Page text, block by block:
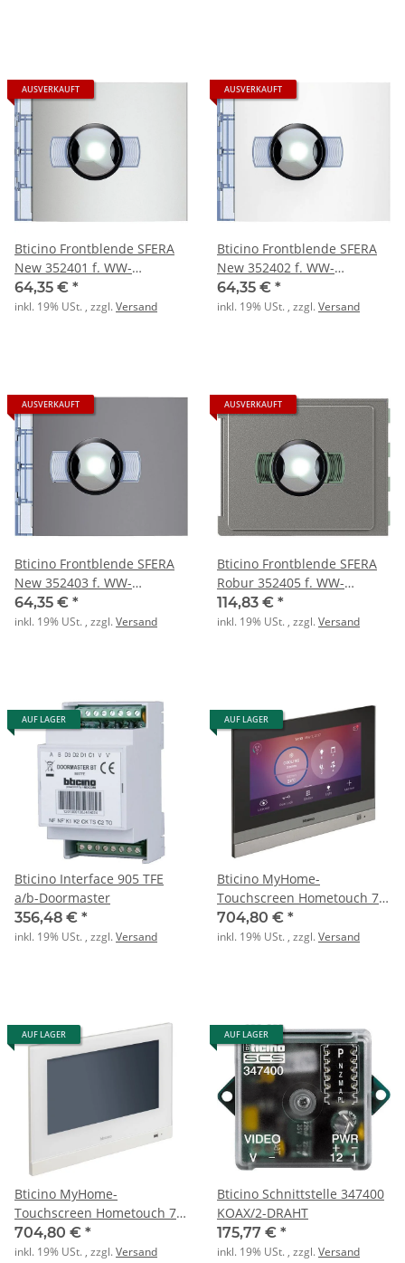
AUSVERKAUFT
Bticino Frontblende SFERA
New 352401 f. WW-
Kameramodul ALLMETAL
64,35 € *
inkl. 19% USt. , zzgl.Versand
AUSVERKAUFT
Bticino Frontblende SFERA
New 352402 f. WW-
Kameramodul ALLWHITE
64,35 € *
inkl. 19% USt. , zzgl.Versand
AUSVERKAUFT
Bticino Frontblende SFERA
New 352403 f. WW-
Kameramodul ALLSTREET
64,35 € *
inkl. 19% USt. , zzgl.Versand
AUSVERKAUFT
Bticino Frontblende SFERA
Robur 352405 f. WW-
Kameramodul ROBUR
114,83 € *
inkl. 19% USt. , zzgl.Versand
AUF LAGER
Bticino Interface 905 TFE
a/b-Doormaster
356,48 € *
inkl. 19% USt. , zzgl.Versand
AUF LAGER
Bticino MyHome-
Touchscreen Hometouch 7"
schwarz
704,80 € *
inkl. 19% USt. , zzgl.Versand
AUF LAGER
Bticino MyHome-
Touchscreen Hometouch 7"
weiß
704,80 € *
inkl. 19% USt. , zzgl.Versand
AUF LAGER
Bticino Schnittstelle 347400
KOAX/2-DRAHT
175,77 € *
inkl. 19% USt. , zzgl.Versand